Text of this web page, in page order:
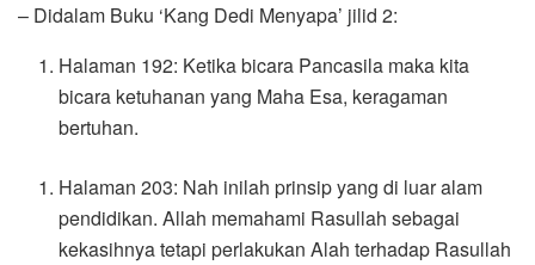
– Didalam Buku ‘Kang Dedi Menyapa’ jilid 2:
Halaman 192: Ketika bicara Pancasila maka kita
bicara ketuhanan yang Maha Esa, keragaman
bertuhan.
Halaman 203: Nah inilah prinsip yang di luar alam
pendidikan. Allah memahami Rasullah sebagai
kekasihnya tetapi perlakukan Alah terhadap Rasullah